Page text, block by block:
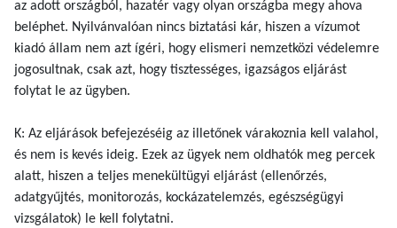
az adott országból, hazatér vagy olyan országba megy ahova
beléphet. Nyilvánvalóan nincs biztatási kár, hiszen a vízumot
kiadó állam nem azt ígéri, hogy elismeri nemzetközi védelemre
jogosultnak, csak azt, hogy tisztességes, igazságos eljárást
folytat le az ügyben.
K: Az eljárások befejezéséig az illetőnek várakoznia kell valahol,
és nem is kevés ideig. Ezek az ügyek nem oldhatók meg percek
alatt, hiszen a teljes menekültügyi eljárást (ellenőrzés,
adatgyűjtés, monitorozás, kockázatelemzés, egészségügyi
vizsgálatok) le kell folytatni.